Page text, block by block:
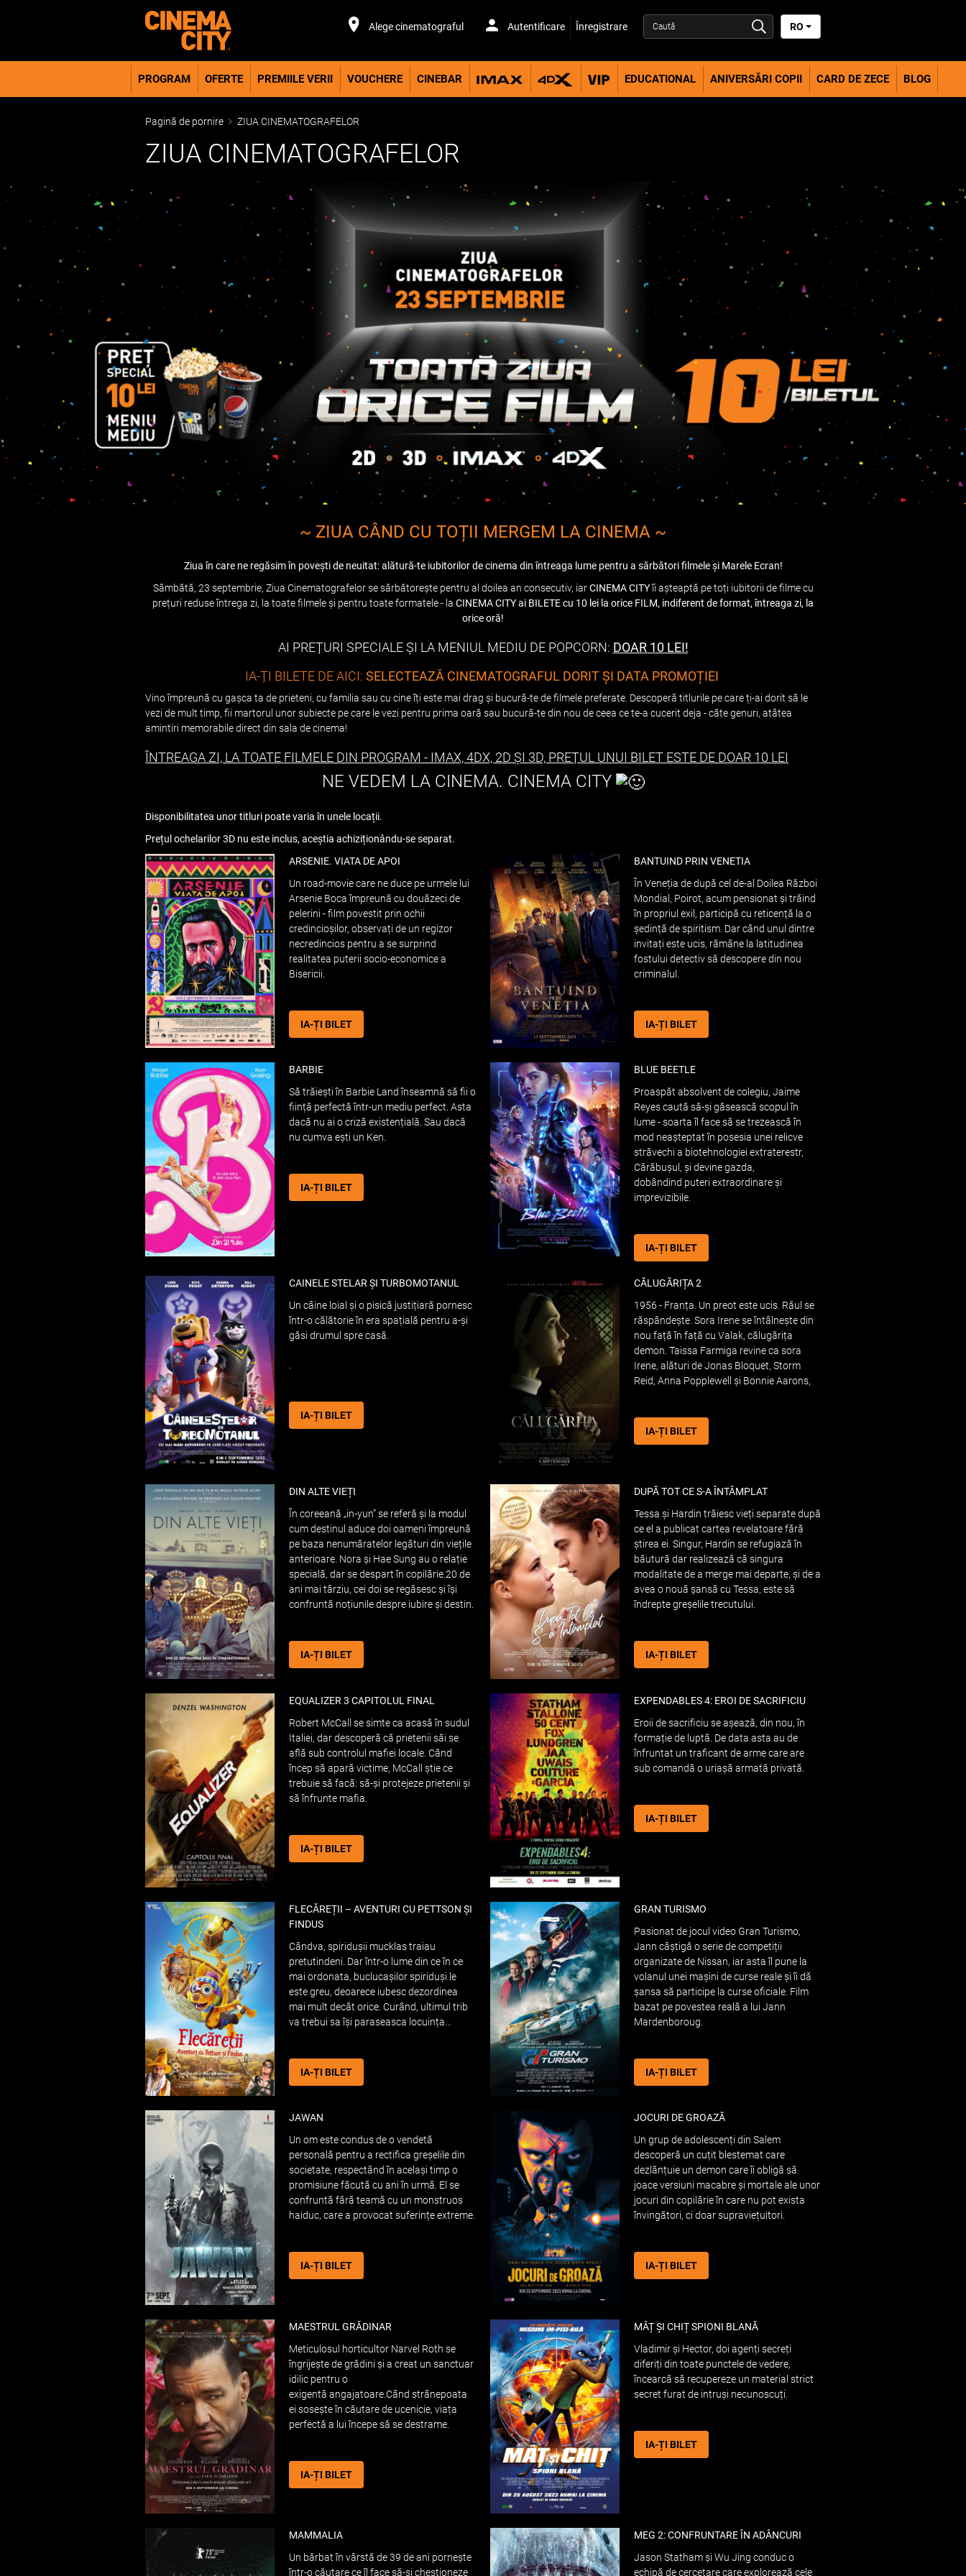
Alege cinematograful Autentificare Înregistrare RO
PROGRAM OFERTE PREMIILE VERII VOUCHERE CINEBAR EDUCATIONAL ANIVERSĂRI COPII CARD DE ZECE BLOG
Pagină de pornire ZIUA CINEMATOGRAFELOR
ZIUA CINEMATOGRAFELOR
~ ZIUA CÂND CU TOȚII MERGEM LA CINEMA ~
Ziua în care ne regăsim în povești de neuitat: alătură-te iubitorilor de cinema din întreaga lume pentru a sărbători filmele și Marele Ecran!
Sâmbătă, 23 septembrie, Ziua Cinematografelor se sărbătorește pentru al doilea an consecutiv, iarCINEMA CITYîi așteaptă pe toți iubitorii de filme cu
prețuri reduse întrega zi, la toate filmele și pentru toate formatele - la CINEMA CITY ai BILETE cu 10 lei la orice FILM, indiferent de format, întreaga zi, la
orice oră!
AI PREȚURI SPECIALE ȘI LA MENIUL MEDIU DE POPCORN: DOAR 10 LEI!
IA-ȚI BILETE DE AICI: SELECTEAZĂ CINEMATOGRAFUL DORIT ȘI DATA PROMOȚIEI
Vino împreună cu gașca ta de prieteni, cu familia sau cu cine îți este mai drag și bucură-te de filmele preferate. Descoperă titlurile pe care ți-ai dorit să le
vezi de mult timp, fii martorul unor subiecte pe care le vezi pentru prima oară sau bucură-te din nou de ceea ce te-a cucerit deja - câte genuri, atâtea
amintiri memorabile direct din sala de cinema!
ÎNTREAGA ZI, LA TOATE FILMELE DIN PROGRAM - IMAX, 4DX, 2D ȘI 3D, PREȚUL UNUI BILET ESTE DE DOAR 10 LEI
NE VEDEM LA CINEMA. CINEMA CITY
Disponibilitatea unor titluri poate varia în unele locații.
Prețul ochelarilor 3D nu este inclus, aceștia achiziționându-se separat.
ARSENIE. VIATA DE APOI
Un road-movie care ne duce pe urmele lui
Arsenie Boca împreună cu douăzeci de
pelerini - film povestit prin ochii
credincioșilor, observați de un regizor
necredincios pentru a se surprind
realitatea puterii socio-economice a
Bisericii.
IA-ȚI BILET
BANTUIND PRIN VENETIA
În Veneția de după cel de-al Doilea Război
Mondial, Poirot, acum pensionat și trăind
în propriul exil, participă cu reticență la o
ședință de spiritism. Dar când unul dintre
invitați este ucis, rămâne la latitudinea
fostului detectiv să descopere din nou
criminalul.
IA-ȚI BILET
BARBIE
Să trăiești în Barbie Land înseamnă să fii o
ființă perfectă într-un mediu perfect. Asta
dacă nu ai o criză existențială. Sau dacă
nu cumva ești un Ken.
IA-ȚI BILET
BLUE BEETLE
Proaspăt absolvent de colegiu, Jaime
Reyes caută să-și găsească scopul în
lume - soarta îl face să se trezească în
mod neașteptat în posesia unei relicve
străvechi a biotehnologiei extraterestr,
Cărăbușul, și devine gazda,
dobândind puteri extraordinare și
imprevizibile.
IA-ȚI BILET
CAINELE STELAR ȘI TURBOMOTANUL
Un câine loial și o pisică justițiară pornesc
într-o călătorie în era spațială pentru a-și
găsi drumul spre casă.
IA-ȚI BILET
CĂLUGĂRIȚA 2
1956 - Franța. Un preot este ucis. Răul se
răspândește. Sora Irene se întâlnește din
nou față în față cu Valak, călugărița
demon. Taissa Farmiga revine ca sora
Irene, alături de Jonas Bloquet, Storm
Reid, Anna Popplewell și Bonnie Aarons,
IA-ȚI BILET
DIN ALTE VIEȚI
În coreeană „in-yun” se referă și la modul
cum destinul aduce doi oameni împreună
pe baza nenumăratelor legături din viețile
anterioare. Nora și Hae Sung au o relație
specială, dar se despart în copilărie.20 de
ani mai târziu, cei doi se regăsesc și își
confruntă noțiunile despre iubire și destin.
IA-ȚI BILET
DUPĂ TOT CE S-A ÎNTÂMPLAT
Tessa și Hardin trăiesc vieți separate după
ce el a publicat cartea revelatoare fără
știrea ei. Singur, Hardin se refugiază în
băutură dar realizează că singura
modalitate de a merge mai departe, și de a
avea o nouă șansă cu Tessa, este să
îndrepte greșelile trecutului.
IA-ȚI BILET
EQUALIZER 3 CAPITOLUL FINAL
Robert McCall se simte ca acasă în sudul
Italiei, dar descoperă că prietenii săi se
află sub controlul mafiei locale. Când
încep să apară victime, McCall știe ce
trebuie să facă: să-și protejeze prietenii și
să înfrunte mafia.
IA-ȚI BILET
EXPENDABLES 4: EROI DE SACRIFICIU
Eroii de sacrificiu se așează, din nou, în
formație de luptă. De data asta au de
înfruntat un traficant de arme care are
sub comandă o uriașă armată privată.
IA-ȚI BILET
FLECĂREȚII – AVENTURI CU PETTSON ȘI
FINDUS
Cândva, spiridușii mucklas traiau
pretutindeni. Dar într-o lume din ce în ce
mai ordonata, buclucașilor spiriduși le
este greu, deoarece iubesc dezordinea
mai mult decât orice. Curând, ultimul trib
va trebui sa își paraseasca locuința...
IA-ȚI BILET
GRAN TURISMO
Pasionat de jocul video Gran Turismo,
Jann câștigă o serie de competiții
organizate de Nissan, iar asta îl pune la
volanul unei mașini de curse reale și îi dă
șansa să participe la curse oficiale. Film
bazat pe povestea reală a lui Jann
Mardenboroug.
IA-ȚI BILET
JAWAN
Un om este condus de o vendetă
personală pentru a rectifica greșelile din
societate, respectând în același timp o
promisiune făcută cu ani în urmă. El se
confruntă fără teamă cu un monstruos
haiduc, care a provocat suferințe extreme.
IA-ȚI BILET
JOCURI DE GROAZĂ
Un grup de adolescenți din Salem
descoperă un cuțit blestemat care
dezlănțuie un demon care îi obligă să
joace versiuni macabre și mortale ale unor
jocuri din copilărie în care nu pot exista
învingători, ci doar supraviețuitori.
IA-ȚI BILET
MAESTRUL GRĂDINAR
Meticulosul horticultor Narvel Roth se
îngrijește de grădini și a creat un sanctuar
idilic pentru o
exigentă angajatoare.Când strănepoata
ei sosește în căutare de ucenicie, viața
perfectă a lui începe să se destrame.
IA-ȚI BILET
MÂȚ ȘI CHIȚ SPIONI BLANĂ
Vladimir și Hector, doi agenți secreți
diferiți din toate punctele de vedere,
încearcă să recupereze un material strict
secret furat de intruși necunoscuți.
IA-ȚI BILET
MAMMALIA
Un bărbat în vârstă de 39 de ani pornește
într-o căutare ce îl face să-și chestioneze
MEG 2: CONFRUNTARE ÎN ADÂNCURI
Jason Statham și Wu Jing conduc o
echipă de cercetare care explorează cele